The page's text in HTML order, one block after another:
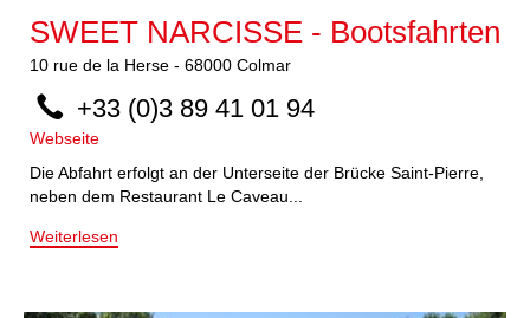
SWEET NARCISSE - Bootsfahrten
10 rue de la Herse - 68000 Colmar
+33 (0)3 89 41 01 94
Webseite
Die Abfahrt erfolgt an der Unterseite der Brücke Saint-Pierre,
neben dem Restaurant Le Caveau...
Weiterlesen